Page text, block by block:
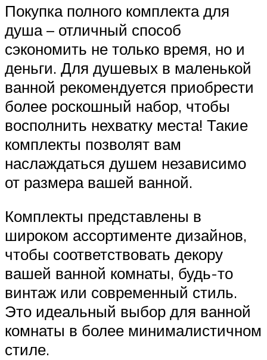
Покупка полного комплекта для
душа – отличный способ
сэкономить не только время, но и
деньги. Для душевых в маленькой
ванной рекомендуется приобрести
более роскошный набор, чтобы
восполнить нехватку места! Такие
комплекты позволят вам
наслаждаться душем независимо
от размера вашей ванной.
Комплекты представлены в
широком ассортименте дизайнов,
чтобы соответствовать декору
вашей ванной комнаты, будь-то
винтаж или современный стиль.
Это идеальный выбор для ванной
комнаты в более минималистичном
стиле.